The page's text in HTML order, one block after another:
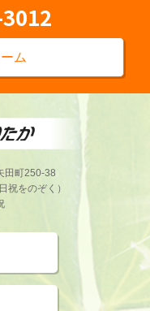
ム
田町250-38
祝をのぞく）